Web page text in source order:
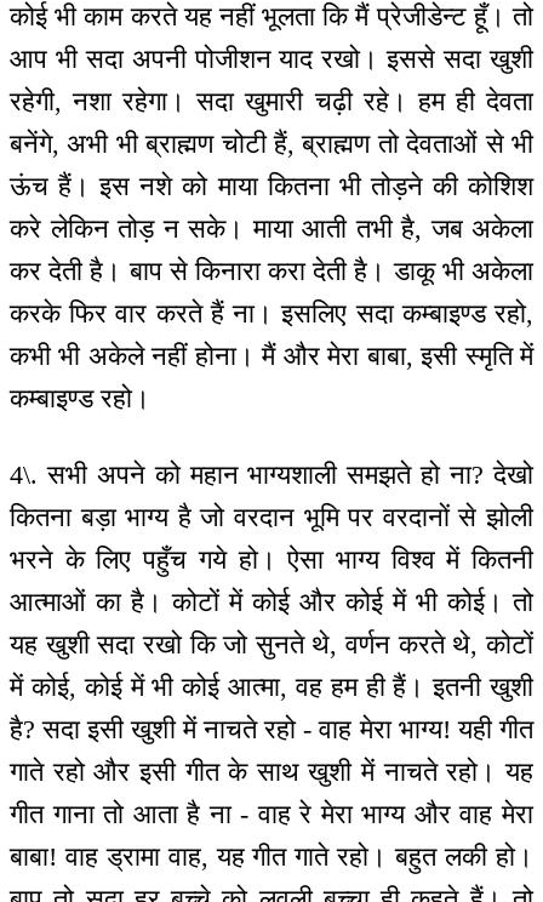
कोई भी काम करते यह नहीं भूलता कि मैं प्रेजीडेन्ट हूँ। तो
आप भी सदा अपनी पोजीशन याद रखो। इससे सदा खुशी
रहेगी, नशा रहेगा। सदा खुमारी चढ़ी रहे। हम ही देवता
बनेंगे, अभी भी ब्राह्मण चोटी हैं, ब्राह्मण तो देवताओं से भी
ऊंच हैं। इस नशे को माया कितना भी तोड़ने की कोशिश
करे लेकिन तोड़ न सके। माया आती तभी है, जब अकेला
कर देती है। बाप से किनारा करा देती है। डाकू भी अकेला
करके फिर वार करते हैं ना। इसलिए सदा कम्बाइण्ड रहो,
कभी भी अकेले नहीं होना। मैं और मेरा बाबा, इसी स्मृति में
कम्बाइण्ड रहो।
4\. सभी अपने को महान भाग्यशाली समझते हो ना? देखो
कितना बड़ा भाग्य है जो वरदान भूमि पर वरदानों से झोली
भरने के लिए पहुँच गये हो। ऐसा भाग्य विश्व में कितनी
आत्माओं का है। कोटों में कोई और कोई में भी कोई। तो
यह खुशी सदा रखो कि जो सुनते थे, वर्णन करते थे, कोटों
में कोई, कोई में भी कोई आत्मा, वह हम ही हैं। इतनी खुशी
है? सदा इसी खुशी में नाचते रहो - वाह मेरा भाग्य! यही गीत
गाते रहो और इसी गीत के साथ खुशी में नाचते रहो। यह
गीत गाना तो आता है ना - वाह रे मेरा भाग्य और वाह मेरा
बाबा! वाह ड्रामा वाह, यह गीत गाते रहो। बहुत लकी हो।